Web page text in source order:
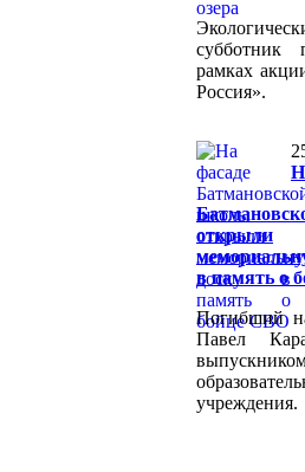
субботник
рамках
Россия».
открыли
в память о
Погибший
Павел
учреждения.